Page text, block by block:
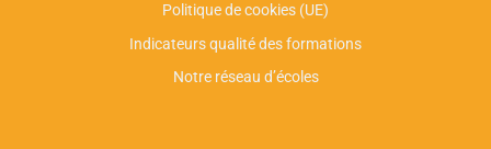
Politique de cookies (UE)
Indicateurs qualité des formations
Notre réseau d’écoles